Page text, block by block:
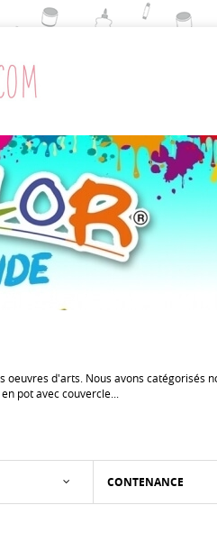
d'arts. Nous avons catégorisés
pot avec couvercle...
CONTENANCE